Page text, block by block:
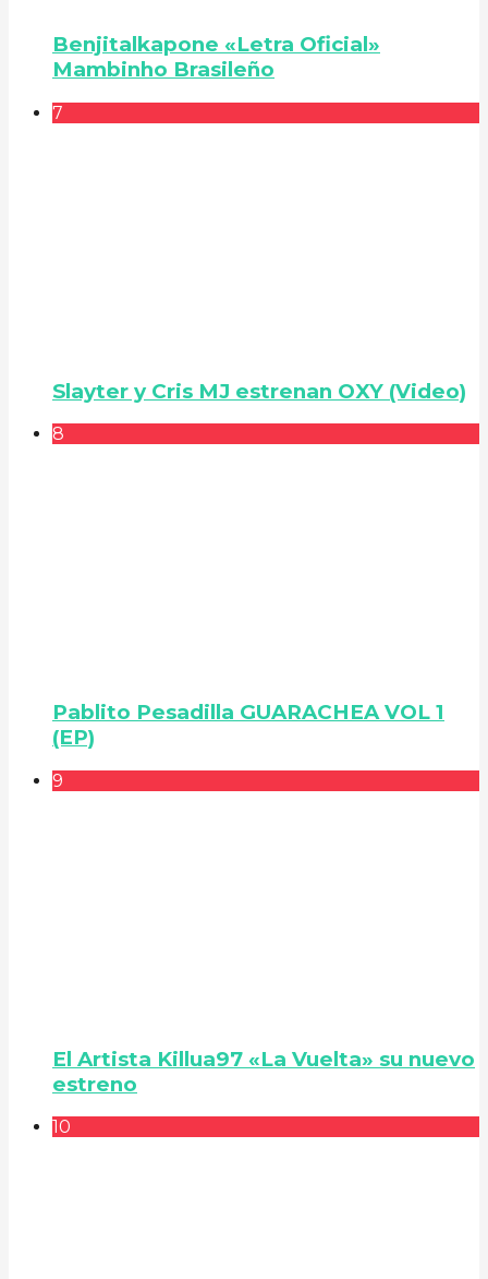
Benjitalkapone «Letra Oficial»
Mambinho Brasileño
7
Slayter y Cris MJ estrenan OXY (Video)
8
Pablito Pesadilla GUARACHEA VOL 1
(EP)
9
El Artista Killua97 «La Vuelta» su nuevo
estreno
10